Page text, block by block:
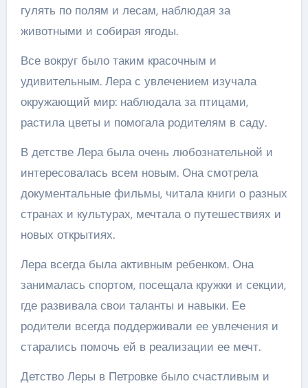
гулять по полям и лесам, наблюдая за
животными и собирая ягоды.
Все вокруг было таким красочным и
удивительным. Лера с увлечением изучала
окружающий мир: наблюдала за птицами,
растила цветы и помогала родителям в саду.
В детстве Лера была очень любознательной и
интересовалась всем новым. Она смотрела
документальные фильмы, читала книги о разных
странах и культурах, мечтала о путешествиях и
новых открытиях.
Лера всегда была активным ребенком. Она
занималась спортом, посещала кружки и секции,
где развивала свои таланты и навыки. Ее
родители всегда поддерживали ее увлечения и
старались помочь ей в реализации ее мечт.
Детство Леры в Петровке было счастливым и